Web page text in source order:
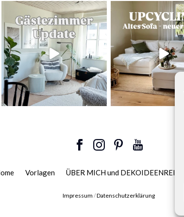
Vorlagen ÜBER MICH und DEKOIDEENREICH
Impressum /Datenschutzerklärung